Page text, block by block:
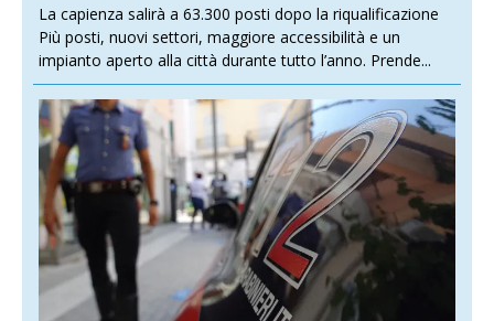
La capienza salirà a 63.300 posti dopo la riqualificazione
Più posti, nuovi settori, maggiore accessibilità e un
impianto aperto alla città durante tutto l’anno. Prende...